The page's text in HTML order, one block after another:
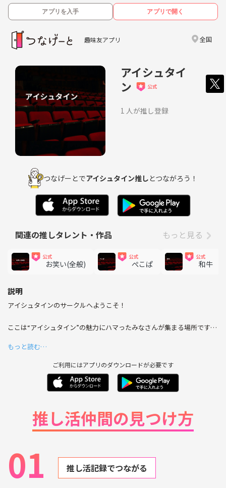
アプリを入手 アプリで開く
趣味友アプリ 全国
アイシュタイ
ン
1 人が推し登録
つなげーとでアイシュタイン推しとつながろう！
関連の推しタレント・作品 もっと見る
お笑い(全般) ぺこぱ 和牛
説明
アイシュタインのサークルへようこそ！
ここは“アイシュタイン”の魅力にハマったみなさんが集まる場所です。
も、長年ファンの方も大歓迎！👀
ライブやイベントで披露される新たな一面、そして過去の名場面を語り
合いながら、アイシュタインの魅力を存分に感じてみませんか？
自分だけの視点で語れる仲間と、思い出やエピソードをシェアする場と
もっと読む…
ご利用にはアプリのダウンロードが必要です
推し活仲間の見つけ方
01 推し活記録でつながる